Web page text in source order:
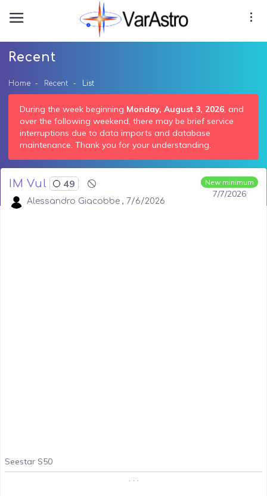
Recent
Home Recent List
During the week beginning Monday, August 3, 2026, and
over the following weekend, there may be brief service
interruptions due to data imports and database
maintenance. Thank you for your understanding.
New minimum
7/7/2026
IM Vul 49
Alessandro Giacobbe , 7/6/2026
Seestar S50
. . .